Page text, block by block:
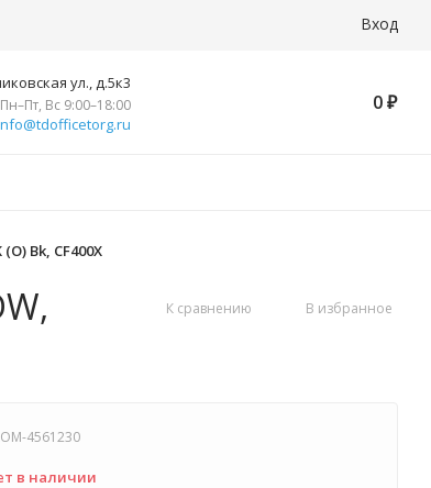
Вход
ул., д.5к3
Пн–Пт, Вс 9:00–18:00 0 ₽
Bk, CF400X
К сравнению В избранное
4561230
в наличии